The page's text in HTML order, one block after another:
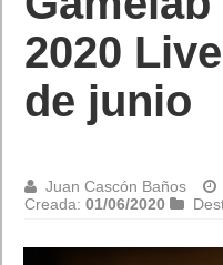
en la
Creada:01/06/2020